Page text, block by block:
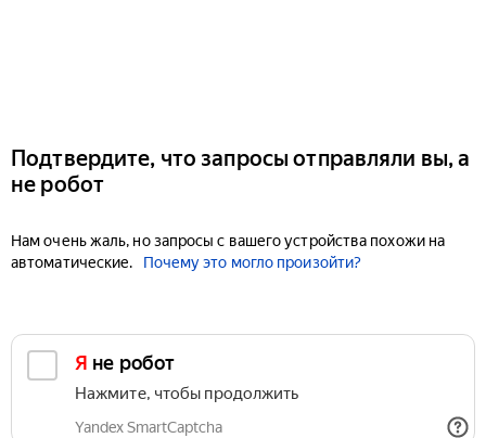
Подтвердите, что запросы отправляли вы, а
не робот
Нам очень жаль, но запросы с вашего устройства похожи на
автоматические.
Почему это могло произойти?
Я не робот
Нажмите, чтобы продолжить
Yandex SmartCaptcha